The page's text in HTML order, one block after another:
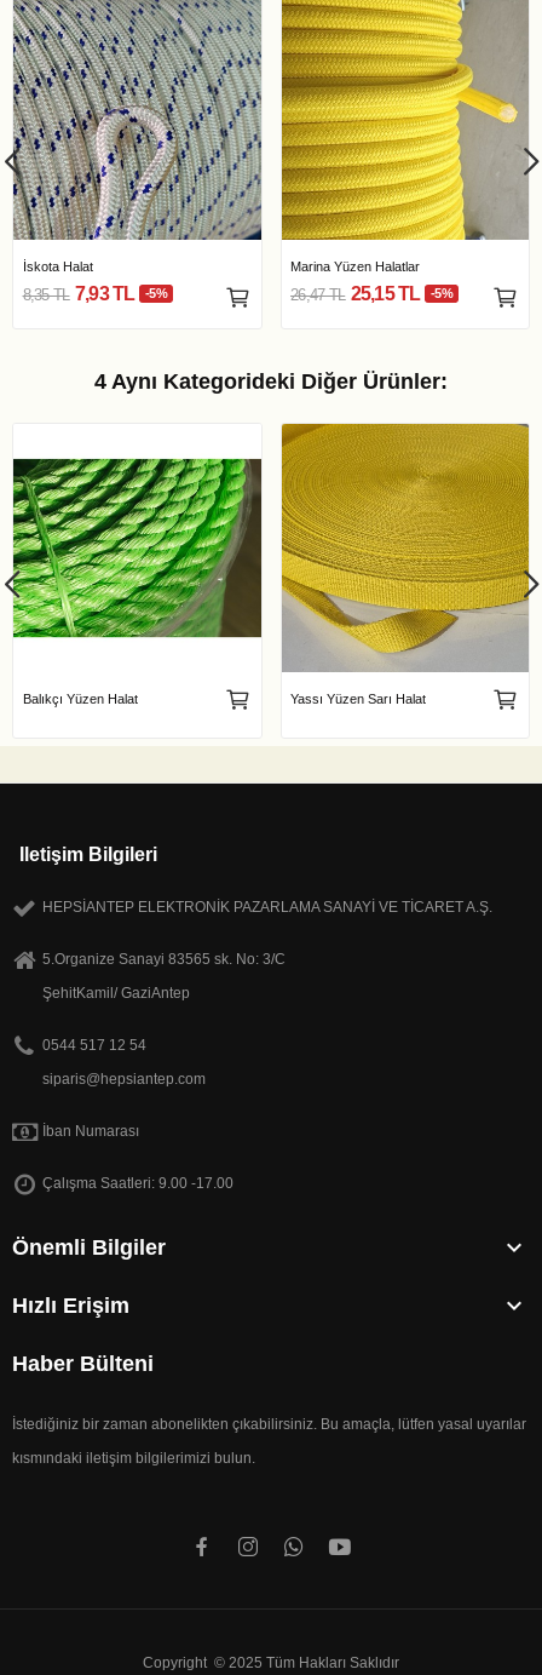
İskota Halat
8,35 TL 7,93 TL -5%
Marina Yüzen Halatlar
26,47 TL 25,15 TL -5%
4 Aynı Kategorideki Diğer Ürünler:
Balıkçı Yüzen Halat Yassı Yüzen Sarı Halat
Iletişim Bilgileri
HEPSİANTEP ELEKTRONİK PAZARLAMA SANAYİ VE TİCARET A.Ş.
5.Organize Sanayi 83565 sk. No: 3/C
ŞehitKamil/ GaziAntep
0544 517 12 54
siparis@hepsiantep.com
İban Numarası
Çalışma Saatleri: 9.00 -17.00
Önemli Bilgiler 
Hızlı Erişim 
Haber Bülteni
İstediğiniz bir zaman abonelikten çıkabilirsiniz. Bu amaçla, lütfen yasal uyarılar
kısmındaki iletişim bilgilerimizi bulun.
Copyright © 2025 Tüm Hakları Saklıdır